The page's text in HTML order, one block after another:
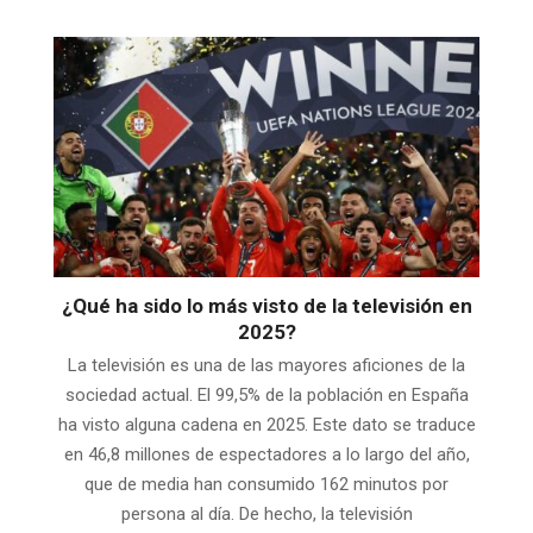
¿Qué ha sido lo más visto de la televisión en
2025?
La televisión es una de las mayores aficiones de la
sociedad actual. El 99,5% de la población en España
ha visto alguna cadena en 2025. Este dato se traduce
en 46,8 millones de espectadores a lo largo del año,
que de media han consumido 162 minutos por
persona al día. De hecho, la televisión